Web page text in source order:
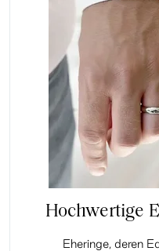
Hochwertige
Eheringe, deren